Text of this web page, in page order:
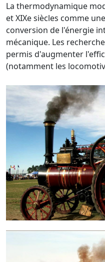
La thermodynamique
et XIXe siècles comme
conversion de l'énergie
mécanique. Les
permis d'augmenter
(notamment les